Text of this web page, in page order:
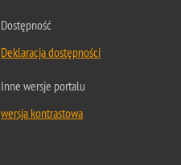
Dostępność
Deklaracja dostępności
Inne wersje portalu
wersja kontrastowa